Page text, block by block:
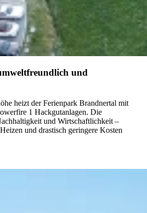
und
heizt der Ferienpark Brandnertal mit
1 Hackgutanlagen. Die
und Wirtschaftlichkeit –
und drastisch geringere Kosten